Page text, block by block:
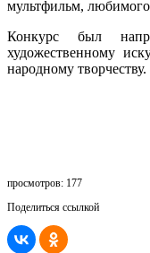
мультфильм, любимого
Конкурс был
художественному
народному творчеству.
просмотров: 177
Поделиться ссылкой